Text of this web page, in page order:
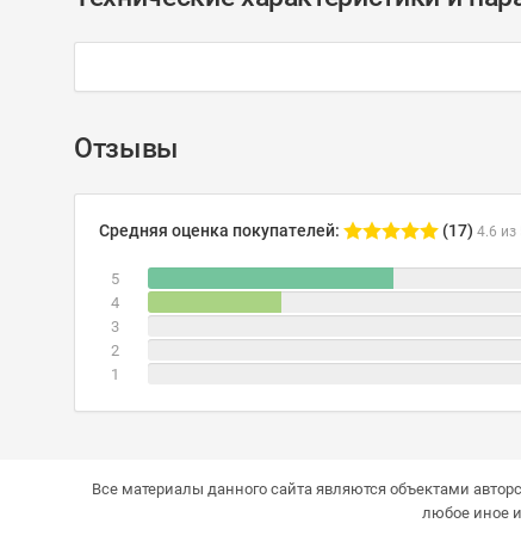
Отзывы
Средняя оценка покупателей: (17) 4.6 из
5
4
3
2
1
Все материалы данного сайта являются объектами
любое иное